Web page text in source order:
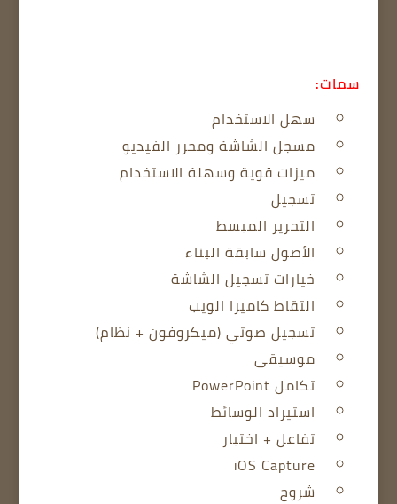
سمات:
سهل الاستخدام
مسجل الشاشة ومحرر الفيديو
ميزات قوية وسهلة الاستخدام
تسجيل
التحرير المبسط
الأصول سابقة البناء
خيارات تسجيل الشاشة
التقاط كاميرا الويب
تسجيل صوتي (ميكروفون + نظام)
موسيقى
تكامل PowerPoint
استيراد الوسائط
تفاعل + اختبار
iOS Capture
شروح